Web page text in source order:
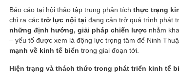
Báo cáo tại hội thảo tập trung phân tích thực trạng
chỉ ra các trở lực nội tại đang cản trở quá trình phát
những định hướng, giải pháp chiến lược nhằm
– yếu tố được xem là động lực trọng tâm để Ninh
mạnh về kinh tế biển trong giai đoạn tới.
Hiện trạng và thách thức trong phát triển kinh tế
Thuyết minh Hồ
Điều chỉnh Quy
Quy